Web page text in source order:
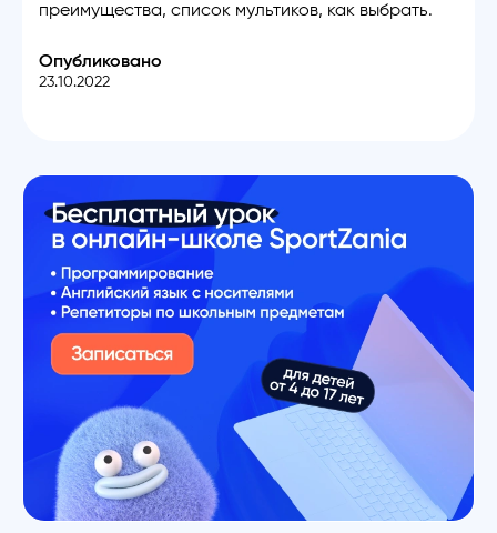
преимущества, список мультиков, как выбрать.
Опубликовано
23.10.2022